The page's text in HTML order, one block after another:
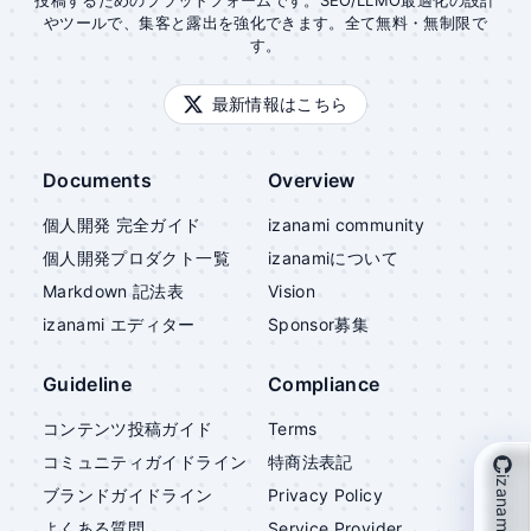
やツールで、集客と露出を強化できます。全て無料・無制限で
す。
最新情報はこちら
Documents
個人開発 完全ガイド
個人開発プロダクト一覧
Markdown 記法表
izanami エディター
Overview
izanami community
izanamiについて
Vision
Sponsor募集
Guideline
コンテンツ投稿ガイド
コミュニティガイドライン
ブランドガイドライン
Compliance
Terms
特商法表記
Privacy Policy